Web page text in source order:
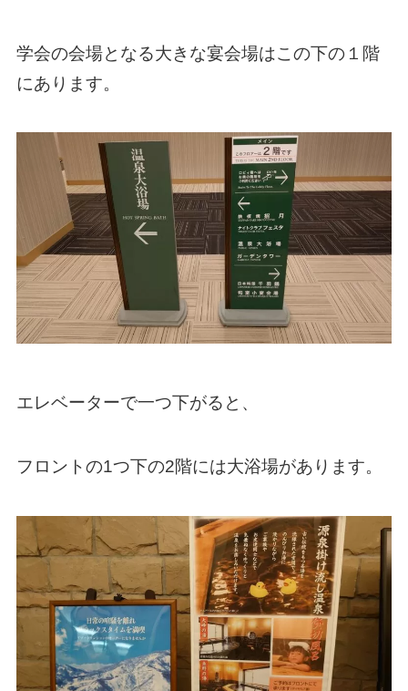
学会の会場となる大きな宴会場はこの下の１階
にあります。
エレベーターで一つ下がると、
フロントの1つ下の2階には大浴場があります。